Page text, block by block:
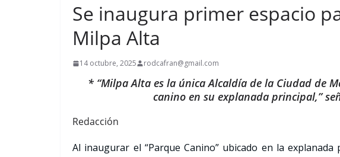
Se inaugura primer espacio
Milpa Alta
14 octubre, 2025 rodcafran@gmail.com
* “Milpa Alta es la única Alcaldía de la Ciudad de
canino en su explanada principal,”
Redacción
Al inaugurar el “Parque Canino” ubicado en la